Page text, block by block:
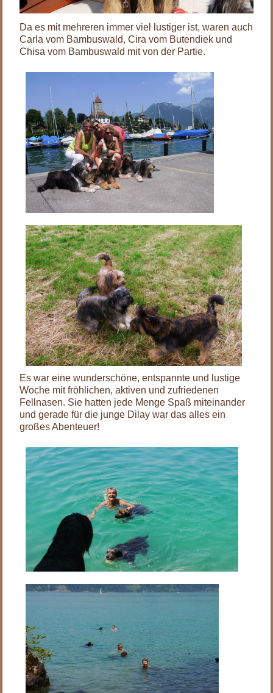
Da es mit mehreren immer viel lustiger ist, waren auch
Carla vom Bambuswald, Cira vom Butendiek und
Chisa vom Bambuswald mit von der Partie.
Es war eine wunderschöne, entspannte und lustige
Woche mit fröhlichen, aktiven und zufriedenen
Fellnasen. Sie hatten jede Menge Spaß miteinander
und gerade für die junge Dilay war das alles ein
großes Abenteuer!